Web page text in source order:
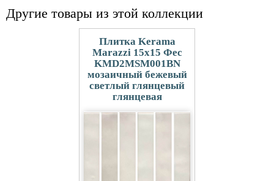
Другие товары из этой коллекции
Плитка Kerama
Marazzi 15x15 Фес
KMD2MSM001BN
мозаичный бежевый
светлый глянцевый
глянцевая